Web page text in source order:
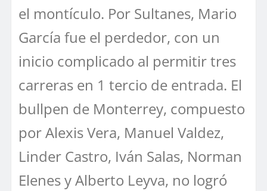
el montículo. Por Sultanes, Mario
García fue el perdedor, con un
inicio complicado al permitir tres
carreras en 1 tercio de entrada. El
bullpen de Monterrey, compuesto
por Alexis Vera, Manuel Valdez,
Linder Castro, Iván Salas, Norman
Elenes y Alberto Leyva, no logró